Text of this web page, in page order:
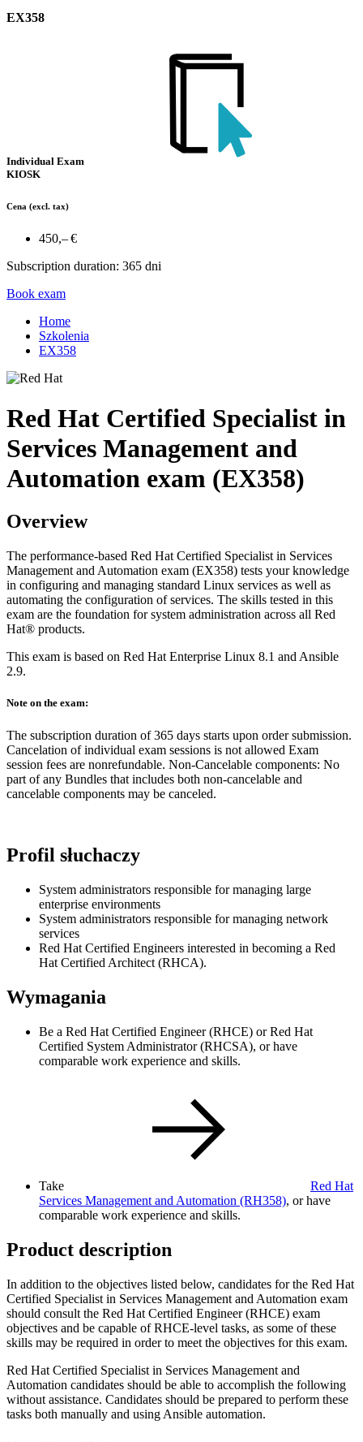
EX358
Individual Exam
KIOSK
Cena (excl. tax)
450,– €
Subscription duration: 365 dni
Book exam
Home
Szkolenia
EX358
Red Hat Certified Specialist in
Services Management and
Automation exam (EX358)
Overview
The performance-based Red Hat Certified Specialist in Services
Management and Automation exam (EX358) tests your knowledge
in configuring and managing standard Linux services as well as
automating the configuration of services. The skills tested in this
exam are the foundation for system administration across all Red
Hat® products.
This exam is based on Red Hat Enterprise Linux 8.1 and Ansible
2.9.
Note on the exam:
The subscription duration of 365 days starts upon order submission.
Cancelation of individual exam sessions is not allowed Exam
session fees are nonrefundable. Non-Cancelable components: No
part of any Bundles that includes both non-cancelable and
cancelable components may be canceled.
Profil słuchaczy
System administrators responsible for managing large
enterprise environments
System administrators responsible for managing network
services
Red Hat Certified Engineers interested in becoming a Red
Hat Certified Architect (RHCA).
Wymagania
Be a Red Hat Certified Engineer (RHCE) or Red Hat
Certified System Administrator (RHCSA), or have
comparable work experience and skills.
Take
Red Hat
Services Management and Automation (RH358), or have
comparable work experience and skills.
Product description
In addition to the objectives listed below, candidates for the Red Hat
Certified Specialist in Services Management and Automation exam
should consult the Red Hat Certified Engineer (RHCE) exam
objectives and be capable of RHCE-level tasks, as some of these
skills may be required in order to meet the objectives for this exam.
Red Hat Certified Specialist in Services Management and
Automation candidates should be able to accomplish the following
without assistance. Candidates should be prepared to perform these
tasks both manually and using Ansible automation.